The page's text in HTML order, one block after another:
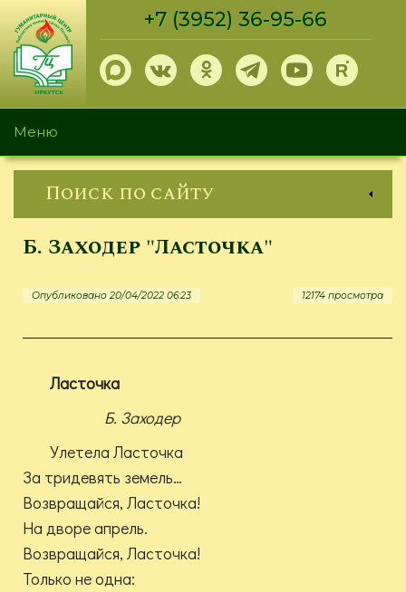
Перейти
основному
содержанию
+7 (3952) 36-95-66
Меню
Поиск по сайту
Б. Заходер "Ласточка"
Опубликовано 20/04/2022 06:23 12174 просмотра
Ласточка
Б. Заходер
Улетела Ласточка
За тридевять земель…
Возвращайся, Ласточка!
На дворе апрель.
Возвращайся, Ласточка!
Только не одна: